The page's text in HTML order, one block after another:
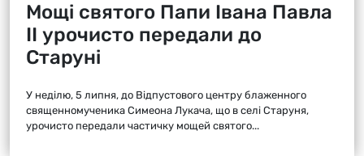
Мощі святого Папи Івана Павла
ІІ урочисто передали до
Старуні
У неділю, 5 липня, до Відпустового центру блаженного
священномученика Симеона Лукача, що в селі Старуня,
урочисто передали частичку мощей святого...